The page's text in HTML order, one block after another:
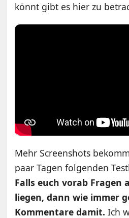
könnt gibt es hier zu
Mehr Screenshots
paar Tagen folgenden
Falls euch vorab Fragen
liegen, dann wie immer
Kommentare damit. Ich